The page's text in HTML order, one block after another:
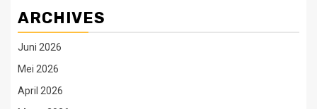
ARCHIVES
Juni 2026
Mei 2026
April 2026